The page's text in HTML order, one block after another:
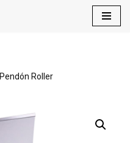
Pendón Roller